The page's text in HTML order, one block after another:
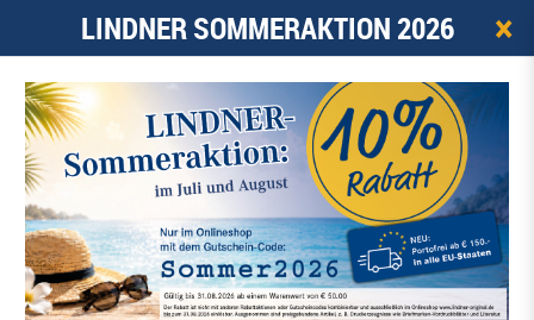
0ARTIKEL -0,00 €
☰
LINDNER SOMMERAKTION 2026 ×